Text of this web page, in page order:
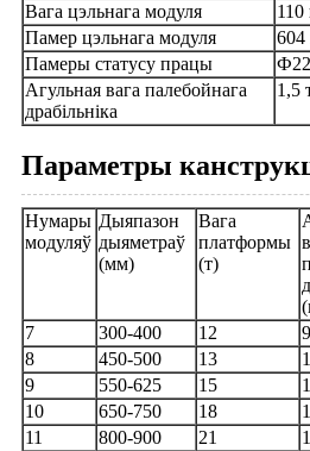
Вага цэльнага модуля
110
Памер цэльнага модуля
604
Памеры статусу працы
Агульная вага палебойнага
драбільніка
1,5
Параметры
Нумары
модуляў
Дыяпазон
дыяметраў
(мм)
Вага
платформы
(т)
7 300-400 12
8
450-500 13
9
550-625 15
10
650-750 18
11
800-900 21